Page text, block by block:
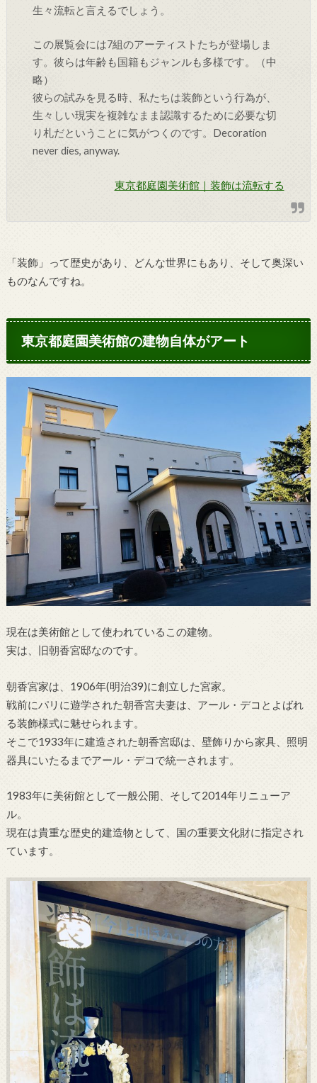
生々流転と言えるでしょう。
この展覧会には7組のアーティストたちが登場しま
す。彼らは年齢も国籍もジャンルも多様です。（中
略）
彼らの試みを見る時、私たちは装飾という行為が、
生々しい現実を複雑なまま認識するために必要な切
り札だということに気がつくのです。Decoration
never dies, anyway.
東京都庭園美術館｜装飾は流転する
「装飾」って歴史があり、どんな世界にもあり、そして奥深い
ものなんですね。
東京都庭園美術館の建物自体がアート
現在は美術館として使われているこの建物。
実は、旧朝香宮邸なのです。
朝香宮家は、1906年(明治39)に創立した宮家。
戦前にパリに遊学された朝香宮夫妻は、アール・デコとよばれ
る装飾様式に魅せられます。
そこで1933年に建造された朝香宮邸は、壁飾りから家具、照明
器具にいたるまでアール・デコで統一されます。
1983年に美術館として一般公開、そして2014年リニューア
ル。
現在は貴重な歴史的建造物として、国の重要文化財に指定され
ています。